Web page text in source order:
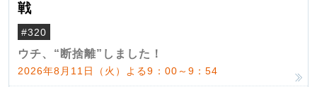
戦
#320
ウチ、“断捨離”しました！
2026年8月11日（火）よる9：00～9：54